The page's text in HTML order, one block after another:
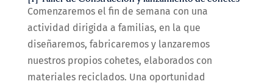
Comenzaremos el fin de semana con una
actividad dirigida a familias, en la que
diseñaremos, fabricaremos y lanzaremos
nuestros propios cohetes, elaborados con
materiales reciclados. Una oportunidad